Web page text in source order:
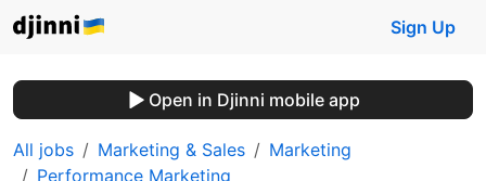
Sign Up
Open in Djinni mobile app
All jobs Marketing & Sales
Marketing
Performance Marketing